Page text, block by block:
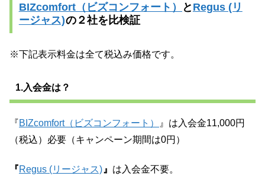
BIZcomfort（ビズコンフォート） と Regus (リ
ージャス)の２社を比検証
※下記表示料金は全て税込み価格です。
1.入会金は？
『BIZcomfort（ビズコンフォート）
』は入会金11,000円
（税込）必要（キャンペーン期間は0円）
『Regus (リージャス) 』 は入会金不要。